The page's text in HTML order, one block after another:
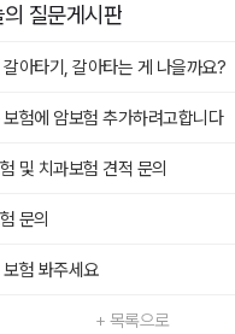
질문게시판
갈아타기, 갈아타는 게 나을까요?
보험에 암보험 추가하려고합니다
및 치과보험 견적 문의
문의
보험 봐주세요
+ 목록으로